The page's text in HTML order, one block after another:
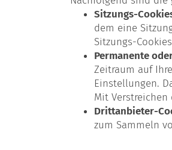
Sitzungs-
dem eine
Sitzungs-
Permanente
Zeitraum auf
Einstellungen.
Mit
Drittanbieter-
zum Sammeln